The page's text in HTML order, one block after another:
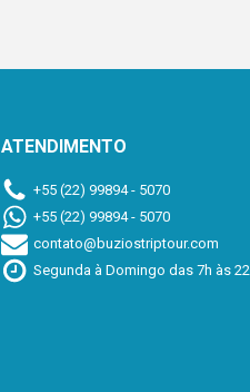
ATENDIMENTO
+55 (22) 99894 - 5070
+55 (22) 99894 - 5070
contato@buziostriptour.com
Segunda à Domingo das 7h às